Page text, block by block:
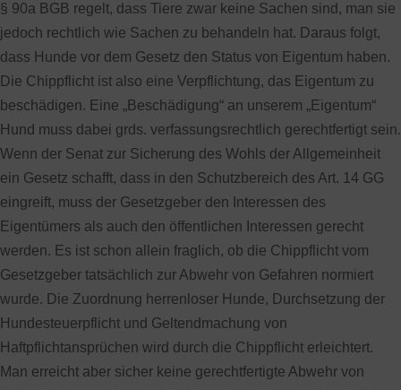
§ 90a BGB regelt, dass Tiere zwar keine Sachen sind, man sie
jedoch rechtlich wie Sachen zu behandeln hat. Daraus folgt,
dass Hunde vor dem Gesetz den Status von Eigentum haben.
Die Chippflicht ist also eine Verpflichtung, das Eigentum zu
beschädigen. Eine „Beschädigung“ an unserem „Eigentum“
Hund muss dabei grds. verfassungsrechtlich gerechtfertigt sein.
Wenn der Senat zur Sicherung des Wohls der Allgemeinheit
ein Gesetz schafft, dass in den Schutzbereich des Art. 14 GG
eingreift, muss der Gesetzgeber den Interessen des
Eigentümers als auch den öffentlichen Interessen gerecht
werden. Es ist schon allein fraglich, ob die Chippflicht vom
Gesetzgeber tatsächlich zur Abwehr von Gefahren normiert
wurde. Die Zuordnung herrenloser Hunde, Durchsetzung der
Hundesteuerpflicht und Geltendmachung von
Haftpflichtansprüchen wird durch die Chippflicht erleichtert.
Man erreicht aber sicher keine gerechtfertigte Abwehr von